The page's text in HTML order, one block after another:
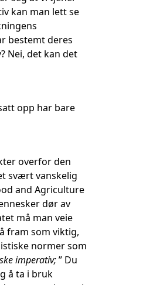
kan man lett se
bestemt deres
Nei, det kan det
opp har bare
overfor den
svært vanskelig
and Agriculture
dør av
må man veie
fram som viktig,
normer som
imperativ;” Du
å ta i bruk